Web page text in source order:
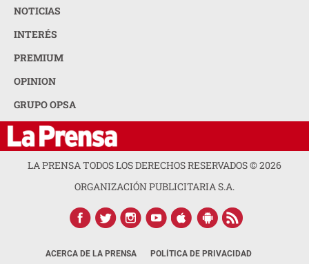
NOTICIAS
INTERÉS
PREMIUM
OPINION
GRUPO OPSA
LA PRENSA TODOS LOS DERECHOS RESERVADOS ©2026
ORGANIZACIÓN PUBLICITARIA S.A.
ACERCA DE LA PRENSA POLÍTICA DE PRIVACIDAD